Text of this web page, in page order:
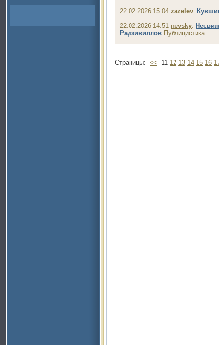
22.02.2026 15:04 zazelev.
22.02.2026 14:51 nevsky.
Радзивиллов Публицистика
Страницы: << 11 12 13 14 15 16